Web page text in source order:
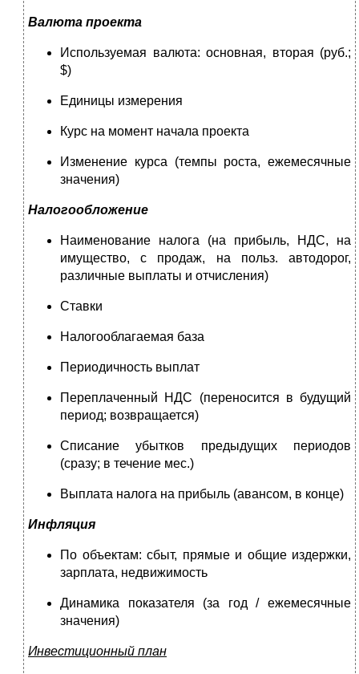
Валюта проекта
Используемая валюта: основная, вторая (руб.;
$)
Единицы измерения
Курс на момент начала проекта
Изменение курса (темпы роста, ежемесячные
значения)
Налогообложение
Наименование налога (на прибыль, НДС, на
имущество, с продаж, на польз. автодорог,
различные выплаты и отчисления)
Ставки
Налогооблагаемая база
Периодичность выплат
Переплаченный НДС (переносится в будущий
период; возвращается)
Списание убытков предыдущих периодов
(сразу; в течение мес.)
Выплата налога на прибыль (авансом, в конце)
Инфляция
По объектам: сбыт, прямые и общие издержки,
зарплата, недвижимость
Динамика показателя (за год / ежемесячные
значения)
Инвестиционный план